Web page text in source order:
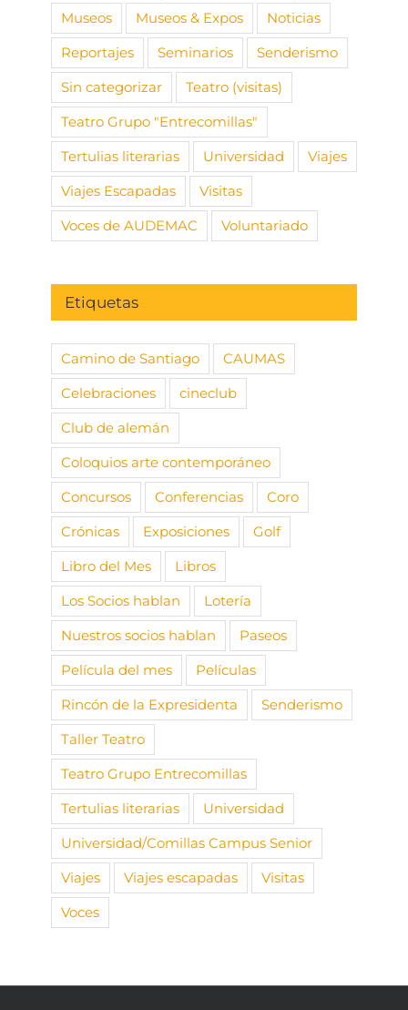
Museos
Museos & Expos
Noticias
Reportajes
Seminarios
Senderismo
Sin categorizar
Teatro (visitas)
Teatro Grupo "Entrecomillas"
Tertulias literarias
Universidad
Viajes
Viajes Escapadas
Visitas
Voces de AUDEMAC
Voluntariado
Etiquetas
Camino de Santiago
CAUMAS
Celebraciones
cineclub
Club de alemán
Coloquios arte contemporáneo
Concursos
Conferencias
Coro
Crónicas
Exposiciones
Golf
Libro del Mes
Libros
Los Socios hablan
Lotería
Nuestros socios hablan
Paseos
Película del mes
Películas
Rincón de la Expresidenta
Senderismo
Taller Teatro
Teatro Grupo Entrecomillas
Tertulias literarias
Universidad
Universidad/Comillas Campus Senior
Viajes
Viajes escapadas
Visitas
Voces